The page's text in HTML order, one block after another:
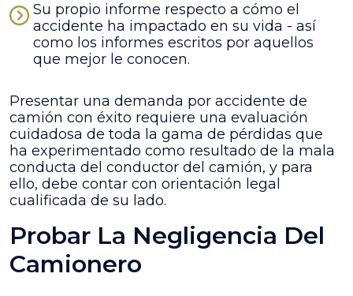
Su propio informe respecto a cómo el
accidente ha impactado en su vida - así
como los informes escritos por aquellos
que mejor le conocen.
Presentar una demanda por accidente de
camión con éxito requiere una evaluación
cuidadosa de toda la gama de pérdidas que
ha experimentado como resultado de la mala
conducta del conductor del camión, y para
ello, debe contar con orientación legal
cualificada de su lado.
Probar La Negligencia Del
Camionero